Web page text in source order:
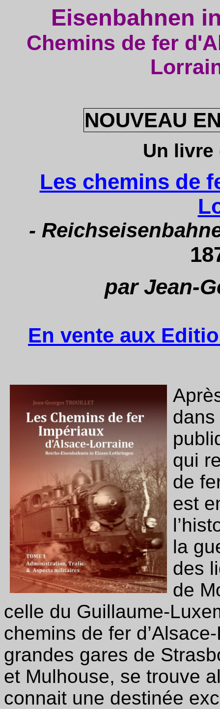
Eisenbahnen
Chemins de fer
NOUVEAU
Un livre
Les chemins de
-
par Jean-
En vente aux
qui
de
est
la
des
de
celle du Guillaume-
chemins de fer
grandes gares de
et Mulhouse, se trouve
connait une destinée